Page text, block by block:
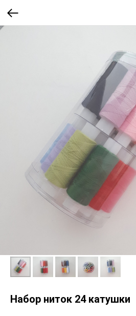
Набор ниток 24 катушки